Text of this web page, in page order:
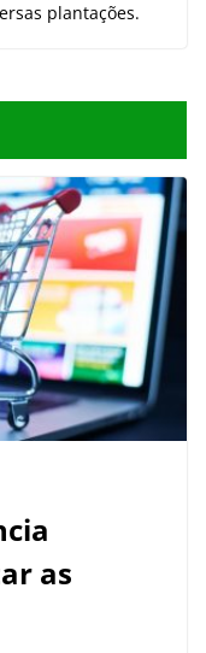
plantações.
as